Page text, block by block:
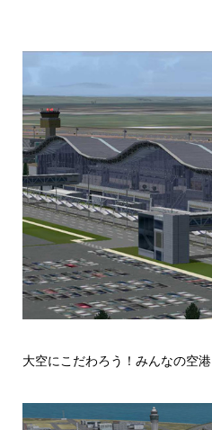
大空にこだわろう！みんなの空港